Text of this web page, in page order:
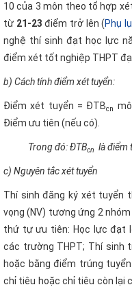
10 của 3 môn theo tổ hợp
từ 21-23điểm trở lên (Phụ
nghệ thí sinh đạt học lực
điểm xét tốt nghiệp THPT
b) Cách tính điểm xét tuyển:
Điểm xét tuyển = ĐTBcn
Điểm ưu tiên (nếu có).
Trong đó: ĐTBcn là điểm
c) Nguyên tắc xét tuyển
Thí sinh đăng ký xét tuyển
vọng (NV) tương ứng 2
thứ tự ưu tiên: Học lực đạt
các trường THPT; Thí sinh
hoặc bằng điểm trúng
chỉ tiêu hoặc chỉ tiêu còn lại